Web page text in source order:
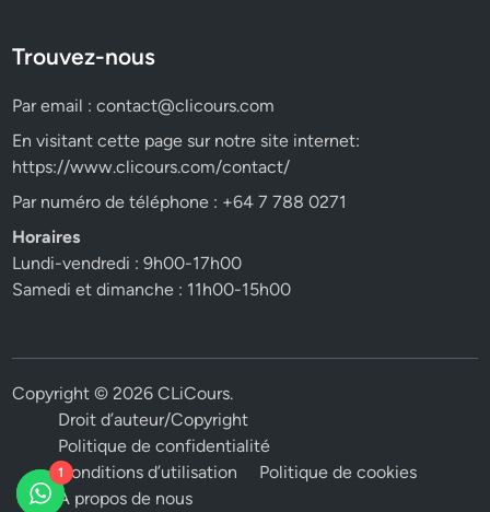
Trouvez-nous
Par email :contact@clicours.com
En visitant cette page sur notre site internet:
https://www.clicours.com/contact/
Par numéro de téléphone : +64 7 788 0271
Horaires
Lundi-vendredi : 9h00-17h00
Samedi et dimanche : 11h00-15h00
Copyright © 2026CLiCours.
Droit d’auteur/Copyright
Politique de confidentialité
Conditions d’utilisation
Politique de cookies
A propos de nous
1